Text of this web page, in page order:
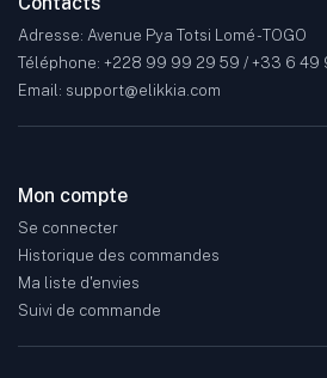
Adresse: Avenue Pya Totsi Lomé - TOGO
Téléphone: +228 99 99 29 59 / +33 6 49
Email: support@elikkia.com
Mon compte
Se connecter
Historique des commandes
Ma liste d'envies
Suivi de commande